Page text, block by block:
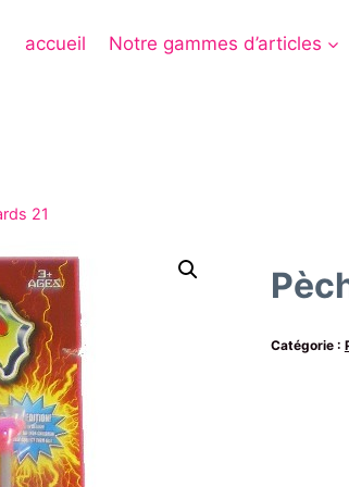
accueil Notre gammes d’articles
21
Catégorie :